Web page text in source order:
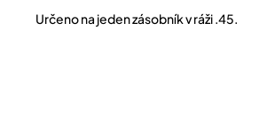
Určeno na jeden zásobník v ráži .45.